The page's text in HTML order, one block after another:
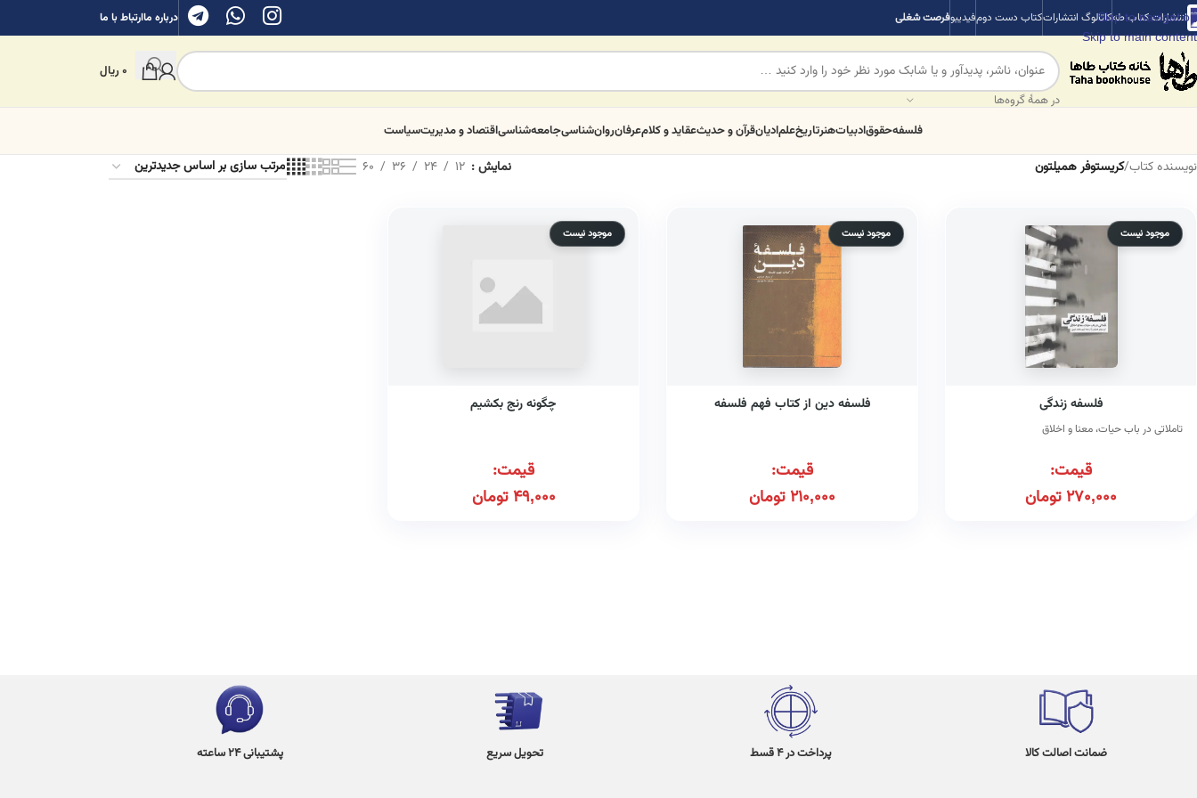
Skip to navigation
Skip to main content
انتشارات کتاب طهکاتالوگ انتشاراتکتاب دست دومفیدیبوفرصت شغلی درباره ماارتباط با ما
در همهٔ گروه‌ها
0ریال
فلسفهحقوقادبیاتهنرتاریخعلمادیانقرآن و حدیثعقاید و کلامعرفانروان‌شناسیجامعه‌شناسیاقتصاد و مدیریتسیاست
نویسنده کتاب/کریستوفر همیلتون نمایش 12
24
36
60
موجود نیست
فلسفه زندگی
تاملاتی در باب حیات، معنا و اخلاق
قیمت:
270,000تومان
موجود نیست
فلسفه دین از کتاب فهم فلسفه
قیمت:
210,000تومان
موجود نیست
چگونه رنج بکشیم
قیمت:
49,000تومان
ضمانت اصالت کالا پرداخت در 4 قسط تحویل سریع پشتیبانی 24 ساعته